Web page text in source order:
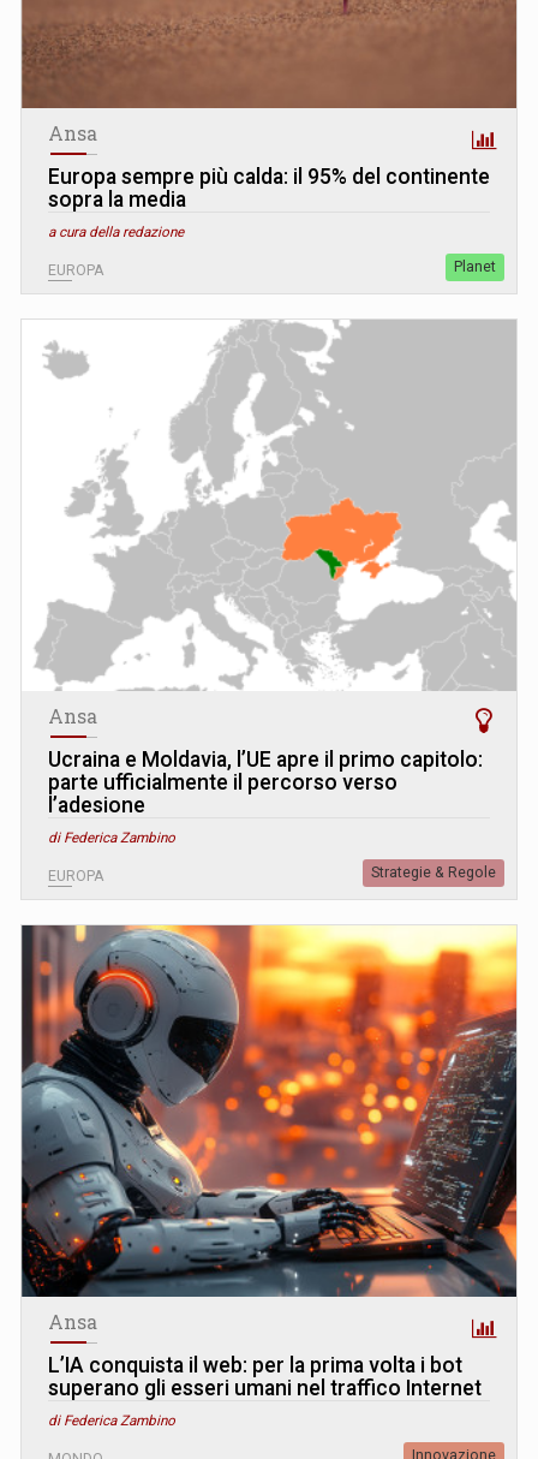
Ansa
Europa sempre più calda: il 95% del continente
sopra la media
a cura della redazione
EUROPA Planet
Ansa
Ucraina e Moldavia, l’UE apre il primo capitolo:
parte ufficialmente il percorso verso
l’adesione
di Federica Zambino
EUROPA Strategie & Regole
Ansa
L’IA conquista il web: per la prima volta i bot
superano gli esseri umani nel traffico Internet
di Federica Zambino
Innovazione